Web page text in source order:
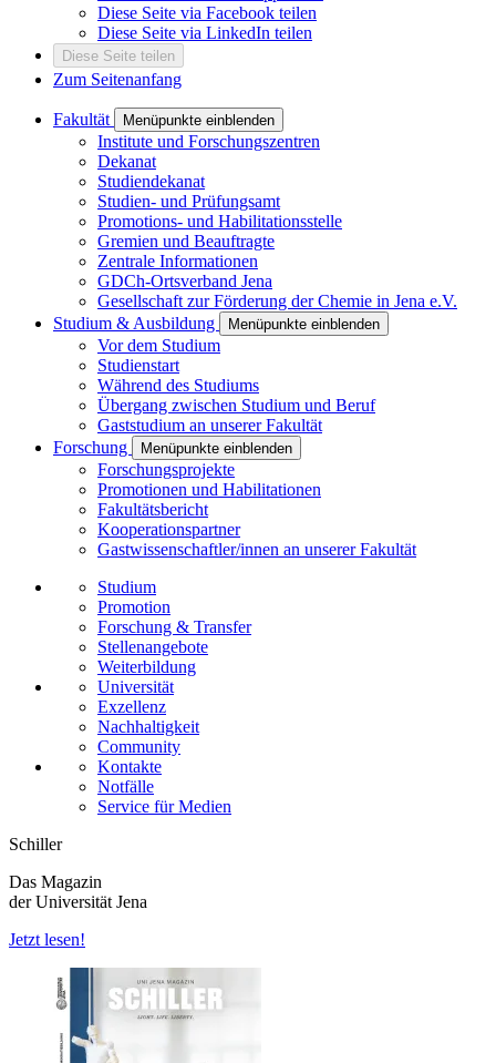
Diese Seite via Facebook teilen
Diese Seite via LinkedIn teilen
Diese Seite teilen
Zum Seitenanfang
Fakultät Menüpunkte einblenden
Institute und Forschungszentren
Dekanat
Studiendekanat
Studien- und Prüfungsamt
Promotions- und Habilitationsstelle
Gremien und Beauftragte
Zentrale Informationen
GDCh-Ortsverband Jena
Gesellschaft zur Förderung der Chemie in Jena e.V.
Studium & Ausbildung
Menüpunkte einblenden
Vor dem Studium
Studienstart
Während des Studiums
Übergang zwischen Studium und Beruf
Gaststudium an unserer Fakultät
Forschung
Menüpunkte einblenden
Forschungsprojekte
Promotionen und Habilitationen
Fakultätsbericht
Kooperationspartner
Gastwissenschaftler/innen an unserer Fakultät
Studium
Promotion
Forschung & Transfer
Stellenangebote
Weiterbildung
Universität
Exzellenz
Nachhaltigkeit
Community
Kontakte
Notfälle
Service für Medien
Schiller
Das Magazin
der Universität Jena
Jetzt lesen!